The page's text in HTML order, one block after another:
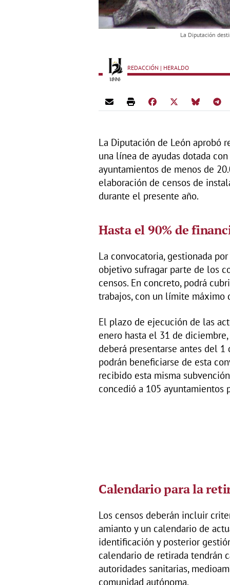
La Diputación
REDACCIÓN | HERALDO
La Diputación de León aprobó
una línea de ayudas dotada
ayuntamientos de menos de
elaboración de censos de
durante el presente año.
Hasta el 90% de
La convocatoria, gestionada
objetivo sufragar parte de los
censos. En concreto, podrá
trabajos, con un límite máximo
El plazo de ejecución de las
enero hasta el 31 de
deberá presentarse antes del
podrán beneficiarse de esta
recibido esta misma
concedió a 105 ayuntamientos
Calendario para la
Los censos deberán incluir
amianto y un calendario de
identificación y posterior
calendario de retirada tendrán
autoridades sanitarias,
comunidad autónoma.